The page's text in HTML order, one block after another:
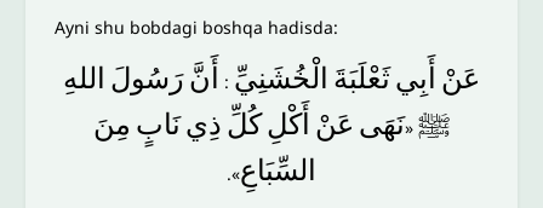
Ayni shu bobdagi boshqa hadisda:
عَنْ أَبِيثَعْلَبَةَ الْخُشَنِيِّ : أَنَّرَسُولَ اللهِ
ﷺ «نَهَى عَنْ أَكْلِ كُلِّ ذِي نَابٍ مِنَ
السِّبَاعِ».